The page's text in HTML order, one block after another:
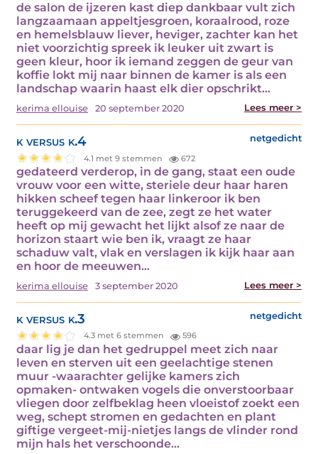
de salon de ijzeren kast diep dankbaar vult zich
langzaamaan appeltjesgroen, koraalrood, roze
en hemelsblauw liever, heviger, zachter kan het
niet voorzichtig spreek ik leuker uit zwart is
geen kleur, hoor ik iemand zeggen de geur van
koffie lokt mij naar binnen de kamer is als een
landschap waarin haast elk dier opschrikt…
kerima ellouise 20 september 2020 Lees meer >
k versus k.4 netgedicht
4.1 met 9 stemmen 672
gedateerd verderop, in de gang, staat een oude
vrouw voor een witte, steriele deur haar haren
hikken scheef tegen haar linkeroor ik ben
teruggekeerd van de zee, zegt ze het water
heeft op mij gewacht het lijkt alsof ze naar de
horizon staart wie ben ik, vraagt ze haar
schaduw valt, vlak en verslagen ik kijk haar aan
en hoor de meeuwen…
kerima ellouise 3 september 2020 Lees meer >
k versus k.3 netgedicht
4.3 met 6 stemmen 596
daar lig je dan het gedruppel meet zich naar
leven en sterven uit een geelachtige stenen
muur -waarachter gelijke kamers zich
opmaken- ontwaken vogels die onverstoorbaar
vliegen door zelfbeklag heen vloeistof zoekt een
weg, schept stromen en gedachten en plant
giftige vergeet-mij-nietjes langs de vlinder rond
mijn hals het verschoonde…